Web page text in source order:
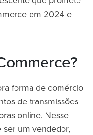
em 2024 e
forma de comércio
de transmissões
online. Nesse
ser um vendedor,